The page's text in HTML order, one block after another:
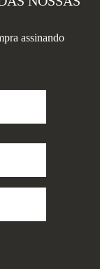
assinando